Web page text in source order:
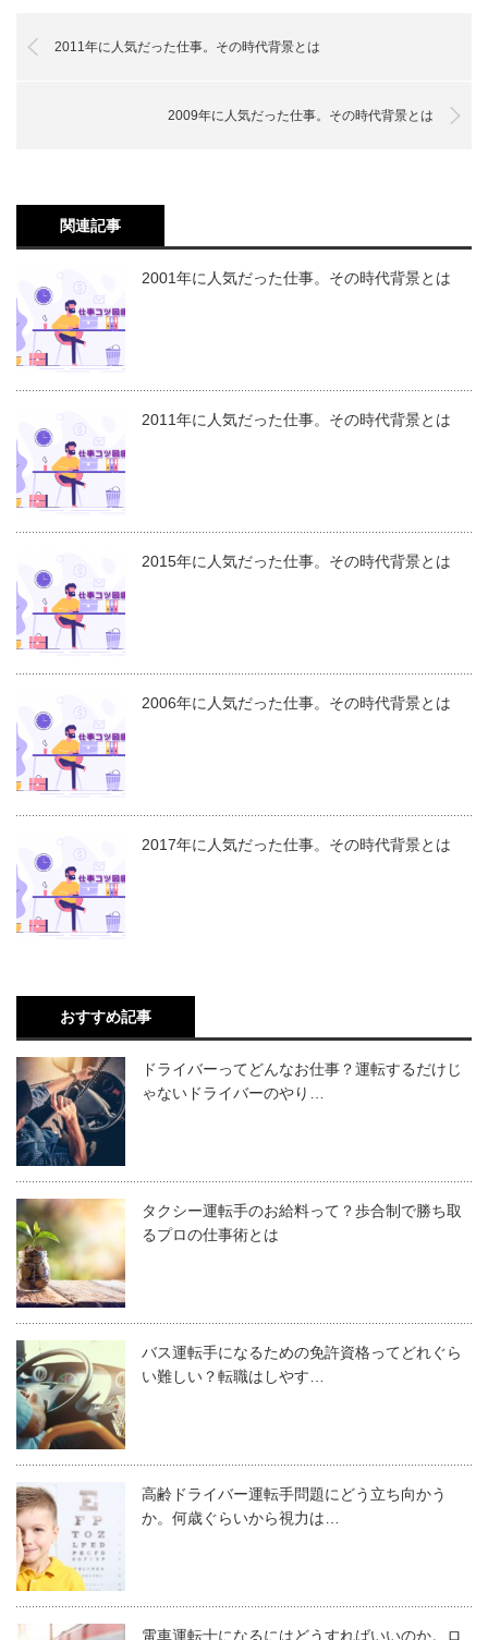
2011年に人気だった仕事。その時代背景とは
2009年に人気だった仕事。その時代背景とは
関連記事
2001年に人気だった仕事。その時代背景とは
2011年に人気だった仕事。その時代背景とは
2015年に人気だった仕事。その時代背景とは
2006年に人気だった仕事。その時代背景とは
2017年に人気だった仕事。その時代背景とは
おすすめ記事
ドライバーってどんなお仕事？運転するだけじ
ゃないドライバーのやり…
タクシー運転手のお給料って？歩合制で勝ち取
るプロの仕事術とは
バス運転手になるための免許資格ってどれぐら
い難しい？転職はしやす…
高齢ドライバー運転手問題にどう立ち向かう
か。何歳ぐらいから視力は…
電車運転士になるにはどうすればいいのか。ロ